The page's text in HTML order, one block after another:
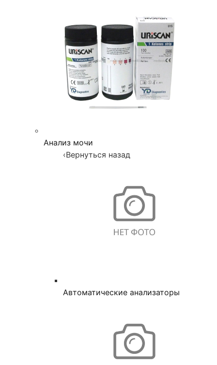
Анализ мочи
‹Вернуться назад
Автоматические анализаторы